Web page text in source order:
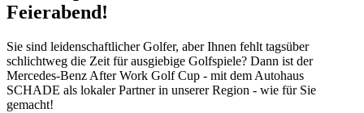
Feierabend!
Sie sind leidenschaftlicher Golfer, aber Ihnen fehlt tagsüber
schlichtweg die Zeit für ausgiebige Golfspiele? Dann ist der
Mercedes-Benz After Work Golf Cup - mit dem Autohaus
SCHADE als lokaler Partner in unserer Region - wie für Sie
gemacht!